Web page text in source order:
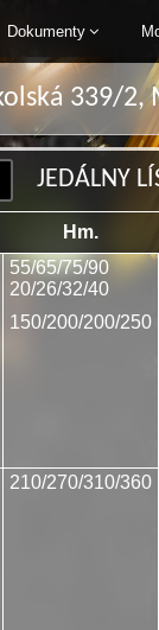
Dokumenty
339/
JEDÁLNY
Hm.
55/65/75/90
20/26/32/40
150/200/200/250
210/270/310/360